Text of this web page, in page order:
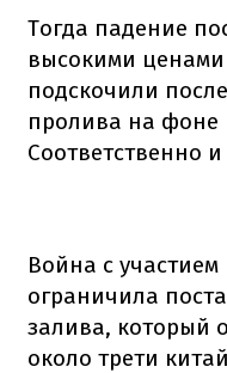
Тогда падение
высокими ценами
подскочили
пролива на
Соответственно
Война с
ограничила
залива, который
около трети